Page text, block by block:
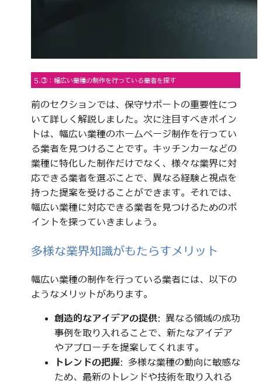
5.③：幅広い業種の制作を行っている業者を探す
前のセクションでは、保守サポートの重要性につ
いて詳しく解説しました。次に注目すべきポイン
トは、幅広い業種のホームページ制作を行ってい
る業者を見つけることです。キッチンカーなどの
業種に特化した制作だけでなく、様々な業界に対
応できる業者を選ぶことで、異なる経験と視点を
持った提案を受けることができます。それでは、
幅広い業種に対応できる業者を見つけるためのポ
イントを探っていきましょう。
多様な業界知識がもたらすメリット
幅広い業種の制作を行っている業者には、以下の
ようなメリットがあります。
創造的なアイデアの提供: 異なる領域の成功
事例を取り入れることで、新たなアイデア
やアプローチを提案してくれます。
トレンドの把握: 多様な業種の動向に敏感な
ため、最新のトレンドや技術を取り入れる